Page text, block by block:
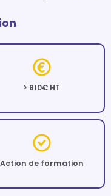
> 810€ HT
Action de formation